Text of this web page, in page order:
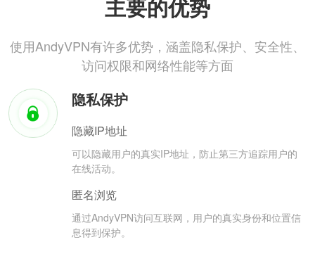
主要的优势
使用AndyVPN有许多优势，涵盖隐私保护、安全性、
访问权限和网络性能等方面
隐私保护
隐藏IP地址
可以隐藏用户的真实IP地址，防止第三方追踪用户的
在线活动。
匿名浏览
通过AndyVPN访问互联网，用户的真实身份和位置信
息得到保护。